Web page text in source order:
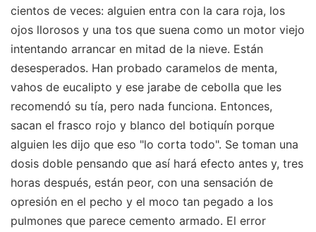
cientos de veces: alguien entra con la cara roja, los
ojos llorosos y una tos que suena como un motor viejo
intentando arrancar en mitad de la nieve. Están
desesperados. Han probado caramelos de menta,
vahos de eucalipto y ese jarabe de cebolla que les
recomendó su tía, pero nada funciona. Entonces,
sacan el frasco rojo y blanco del botiquín porque
alguien les dijo que eso "lo corta todo". Se toman una
dosis doble pensando que así hará efecto antes y, tres
horas después, están peor, con una sensación de
opresión en el pecho y el moco tan pegado a los
pulmones que parece cemento armado. El error